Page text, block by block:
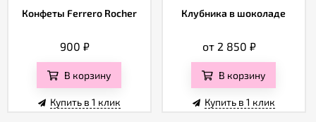
Конфеты Ferrero Rocher
900₽
В корзину
Купить в 1 клик
Клубника в шоколаде
от 2 850₽
В корзину
Купить в 1 клик